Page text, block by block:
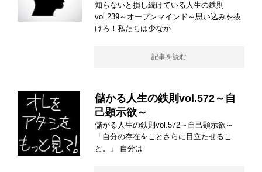
知らないと損し続けている人生の鉄則
vol.239～オープンマインド～思い込みを抜
けろ！私たちは少なか
記事を読む
儲かる人生の鉄則vol.572～自
己顕示欲～
儲かる人生の鉄則vol.572～自己顕示欲～
「自分の存在をことさらに目立たせるこ
と。」 自分は